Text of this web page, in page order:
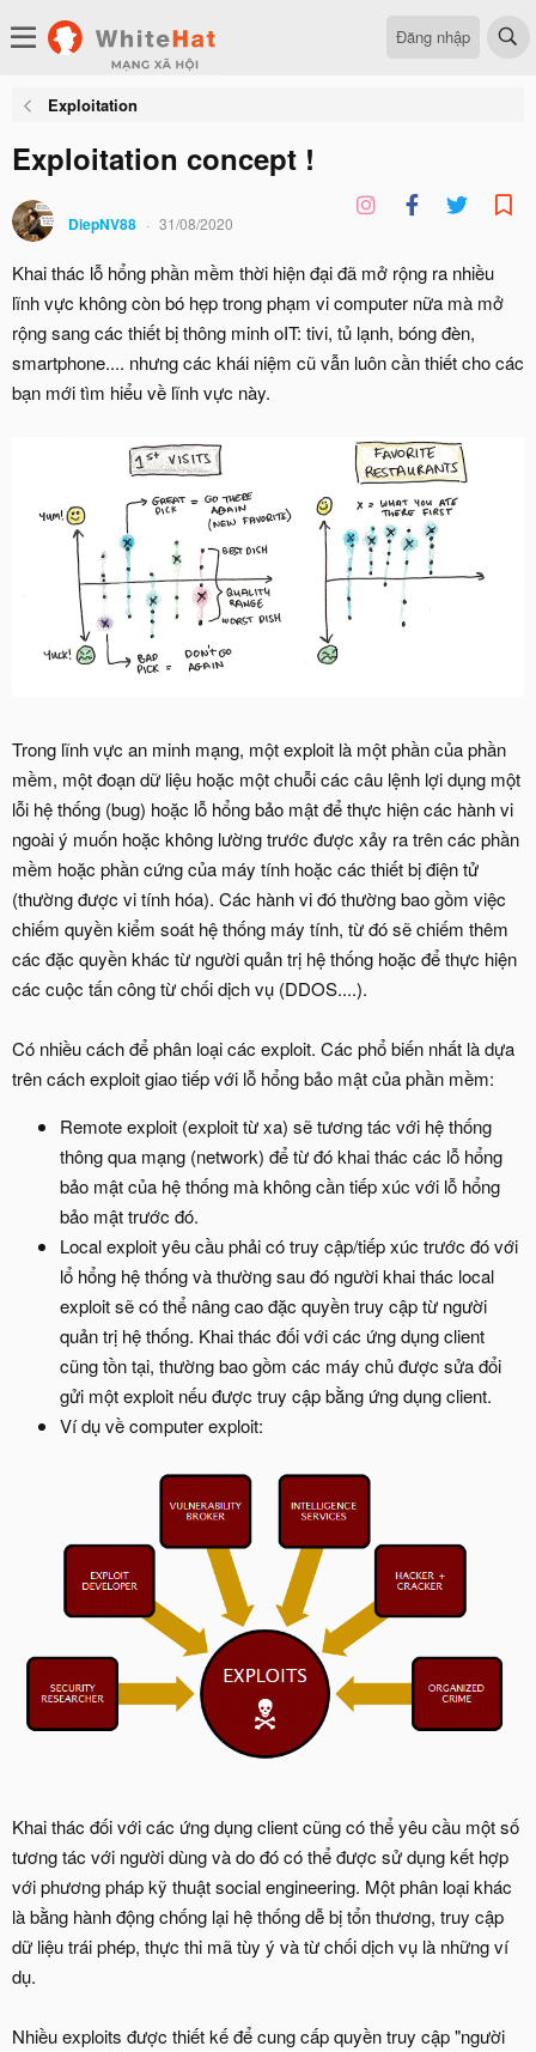
Đăng nhập
Exploitation
Exploitation concept !
DiepNV88 31/08/2020
Khai thác lỗ hổng phần mềm thời hiện đại đã mở rộng ra nhiều
lĩnh vực không còn bó hẹp trong phạm vi computer nữa mà mở
rộng sang các thiết bị thông minh oIT: tivi, tủ lạnh, bóng đèn,
smartphone.... nhưng các khái niệm cũ vẫn luôn cần thiết cho các
bạn mới tìm hiểu về lĩnh vực này.
Trong lĩnh vực an minh mạng, một exploit là một phần của phần
mềm, một đoạn dữ liệu hoặc một chuỗi các câu lệnh lợi dụng một
lỗi hệ thống (bug) hoặc lỗ hổng bảo mật để thực hiện các hành vi
ngoài ý muốn hoặc không lường trước được xảy ra trên các phần
mềm hoặc phần cứng của máy tính hoặc các thiết bị điện tử
(thường được vi tính hóa). Các hành vi đó thường bao gồm việc
chiếm quyền kiểm soát hệ thống máy tính, từ đó sẽ chiếm thêm
các đặc quyền khác từ người quản trị hệ thống hoặc để thực hiện
các cuộc tấn công từ chối dịch vụ (DDOS....).
Có nhiều cách để phân loại các exploit. Các phổ biến nhất là dựa
trên cách exploit giao tiếp với lỗ hổng bảo mật của phần mềm:
Remote exploit (exploit từ xa) sẽ tương tác với hệ thống
thông qua mạng (network) để từ đó khai thác các lỗ hổng
bảo mật của hệ thống mà không cần tiếp xúc với lỗ hổng
bảo mật trước đó.
Local exploit yêu cầu phải có truy cập/tiếp xúc trước đó với
lổ hổng hệ thống và thường sau đó người khai thác local
exploit sẽ có thể nâng cao đặc quyền truy cập từ người
quản trị hệ thống. Khai thác đối với các ứng dụng client
cũng tồn tại, thường bao gồm các máy chủ được sửa đổi
gửi một exploit nếu được truy cập bằng ứng dụng client.
Ví dụ về computer exploit:
Khai thác đối với các ứng dụng client cũng có thể yêu cầu một số
tương tác với người dùng và do đó có thể được sử dụng kết hợp
với phương pháp kỹ thuật social engineering. Một phân loại khác
là bằng hành động chống lại hệ thống dễ bị tổn thương, truy cập
dữ liệu trái phép, thực thi mã tùy ý và từ chối dịch vụ là những ví
dụ.
Nhiều exploits được thiết kế để cung cấp quyền truy cập "người